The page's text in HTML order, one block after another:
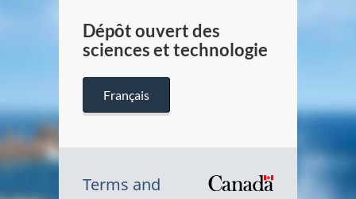
Dépôt ouvert des
sciences et technologie
Français
Terms and